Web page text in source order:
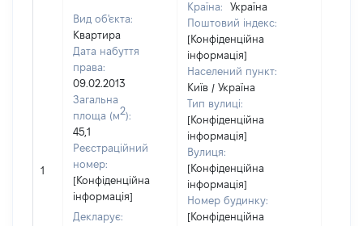
1
Вид об'єкта:
Квартира
Дата набуття
права:
09.02.2013
Загальна
площа (м2):
45,1
Реєстраційний
номер:
[Конфіденційна
інформація]
Декларує:
Країна:
Україна
Поштовий індекс:
[Конфіденційна
інформація]
Населений пункт:
Київ / Україна
Тип вулиці:
[Конфіденційна
інформація]
Вулиця:
[Конфіденційна
інформація]
Номер будинку:
[Конфіденційна